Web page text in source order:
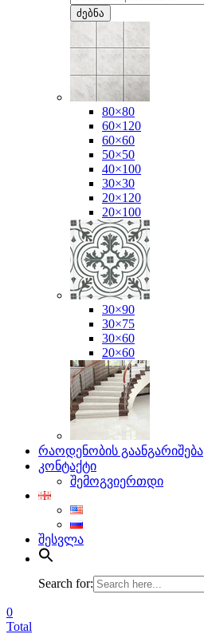
search
ძებნა
80×80
60×120
60×60
50×50
40×100
30×30
20×120
20×100
30×90
30×75
30×60
20×60
რაოდენობის გაანგარიშება
კონტაქტი
შემოგვიერთდი
შესვლა
Search for:
0
Total